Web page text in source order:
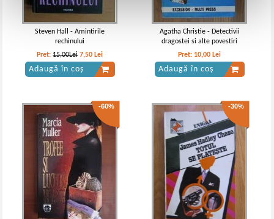
Steven Hall - Amintirile
rechinului
Pret:15,00Lei 7,50 Lei
Adaugă în coș
Agatha Christie - Detectivii
dragostei si alte povestiri
Pret: 10,00 Lei
Adaugă în coș
-60% -30%